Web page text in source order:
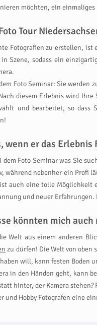
möchten, ein einmaliges
Tour
Fotografien zu erstellen, ist
Szene, sodass ein
Foto Seminar: Sie
diesem Erlebnis wird
und bearbeitet, so dass
wenn er das
Foto Seminar was Sie
während nebenher ein
auch eine tolle Möglichkeit
und neuer
könnten mich
Welt aus einem anderen
zu dürfen! Die Welt von oben
will, kann festen Boden
in den Händen geht, kann
hinter, der Kamera
und Hobby Fotografen eine